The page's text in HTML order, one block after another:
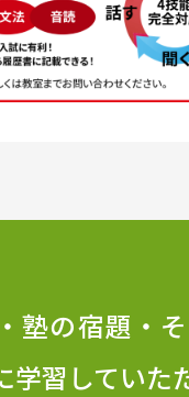
塾の宿題・
学習していた